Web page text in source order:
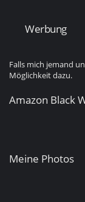
Werbung
Falls mich jemand
Möglichkeit dazu.
Amazon Black
Meine Photos